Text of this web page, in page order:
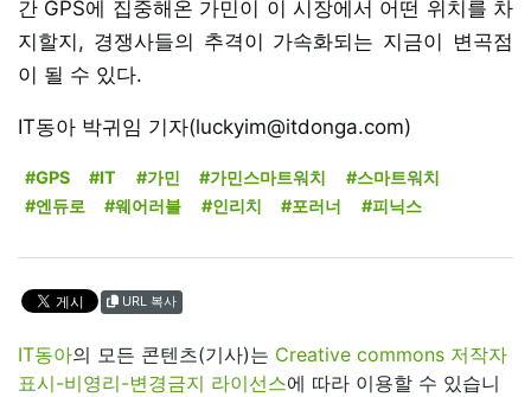
간 GPS에 집중해온 가민이 이 시장에서 어떤 위치를 차
지할지, 경쟁사들의 추격이 가속화되는 지금이 변곡점
이 될 수 있다.
IT동아 박귀임 기자(luckyim@itdonga.com)
#GPS #IT #가민 #가민스마트워치
#스마트워치
#엔듀로
#웨어러블 #인리치 #포러너 #피닉스
URL 복사
IT동아의 모든 콘텐츠(기사)는 Creative commons 저작자
표시-비영리-변경금지 라이선스에 따라 이용할 수 있습니